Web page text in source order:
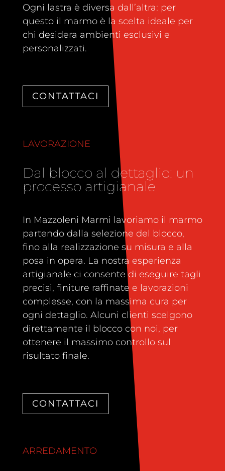
Ogni lastra è diversa dall’altra: per
questo il marmo è la scelta ideale per
chi desidera ambienti esclusivi e
personalizzati.
CONTATTACI
LAVORAZIONE
Dal blocco al dettaglio: un
processo artigianale
In Mazzoleni Marmi lavoriamo il marmo
partendo dalla selezione del blocco,
fino alla realizzazione su misura e alla
posa in opera. La nostra esperienza
artigianale ci consente di eseguire tagli
precisi, finiture raffinate e lavorazioni
complesse, con la massima cura per
ogni dettaglio. Alcuni clienti scelgono
direttamente il blocco con noi, per
ottenere il massimo controllo sul
risultato finale.
CONTATTACI
ARREDAMENTO